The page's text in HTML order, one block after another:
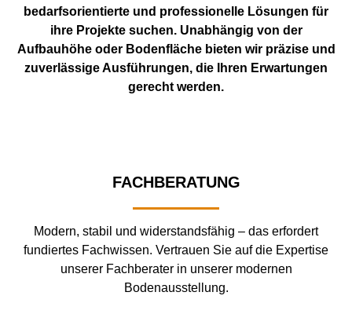
bedarfsorientierte und professionelle Lösungen für
ihre Projekte suchen. Unabhängig von der
Aufbauhöhe oder Bodenfläche bieten wir präzise und
zuverlässige Ausführungen, die Ihren Erwartungen
gerecht werden.
FACHBERATUNG
Modern, stabil und widerstandsfähig – das erfordert
fundiertes Fachwissen. Vertrauen Sie auf die Expertise
unserer Fachberater in unserer modernen
Bodenausstellung.